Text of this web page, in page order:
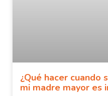
¿Qué hacer cuando
mi madre mayor es